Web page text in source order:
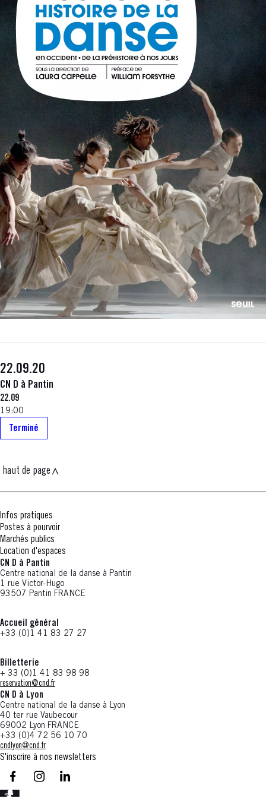
22.09.20
CN D à Pantin
22.09
19:00
Terminé
haut de page
Infos pratiques
Postes à pourvoir
Marchés publics
Location d'espaces
CN D à Pantin
Centre national de la danse à Pantin
1 rue Victor-Hugo
93507 Pantin FRANCE
Accueil général
+33 (0)1 41 83 27 27
Billetterie
+ 33 (0)1 41 83 98 98
reservation@cnd.fr
CN D à Lyon
Centre national de la danse à Lyon
40 ter rue Vaubecour
69002 Lyon FRANCE
+33 (0)4 72 56 10 70
cndlyon@cnd.fr
S'inscrire à nos newsletters
facebook - CN D - Nouvelle fenêtre
instagram - CN D - Nouvelle fenêtre
LinkedIn - CN D - Nouvelle fenêtre